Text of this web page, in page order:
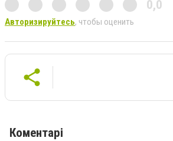
0,0
Авторизируйтесь, чтобы оценить
Коментарі